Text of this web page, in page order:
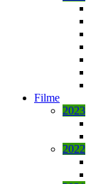
Filme
2023
2022